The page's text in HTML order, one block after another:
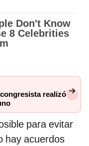
realizó
para evitar
hay acuerdos